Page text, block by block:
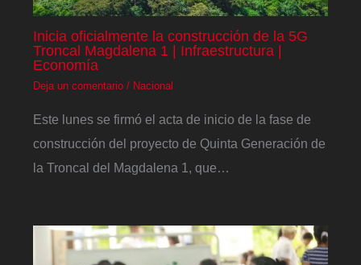
Inicia oficialmente la construcción de la 5G
Troncal Magdalena 1 | Infraestructura |
Economía
Deja un comentario / Nacional
Este lunes se firmó el acta de inicio de la fase de
construcción del proyecto de Quinta Generación de
la Troncal del Magdalena 1, que…